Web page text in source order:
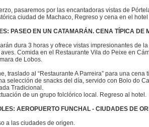
pasaremos por las encantadoras vistas de
ciudad de Machaco, Regreso y cena en el hotel
PASEO EN UN CATAMARÁN. CENA TÍPICA DE
dura 3 horas y ofrece vistas impresionantes de
Comida en el Restaurante Vila do Peixe en
de Lobos.
traslado al “Restaurante A Parreira” para una
selección de snacks del día, servido con Bolo do
Tradicional.
de un grupo folclórico local. Regreso al hotel.
AEROPUERTO FUNCHAL - CIUDADES DE
a las ciudades de origen.